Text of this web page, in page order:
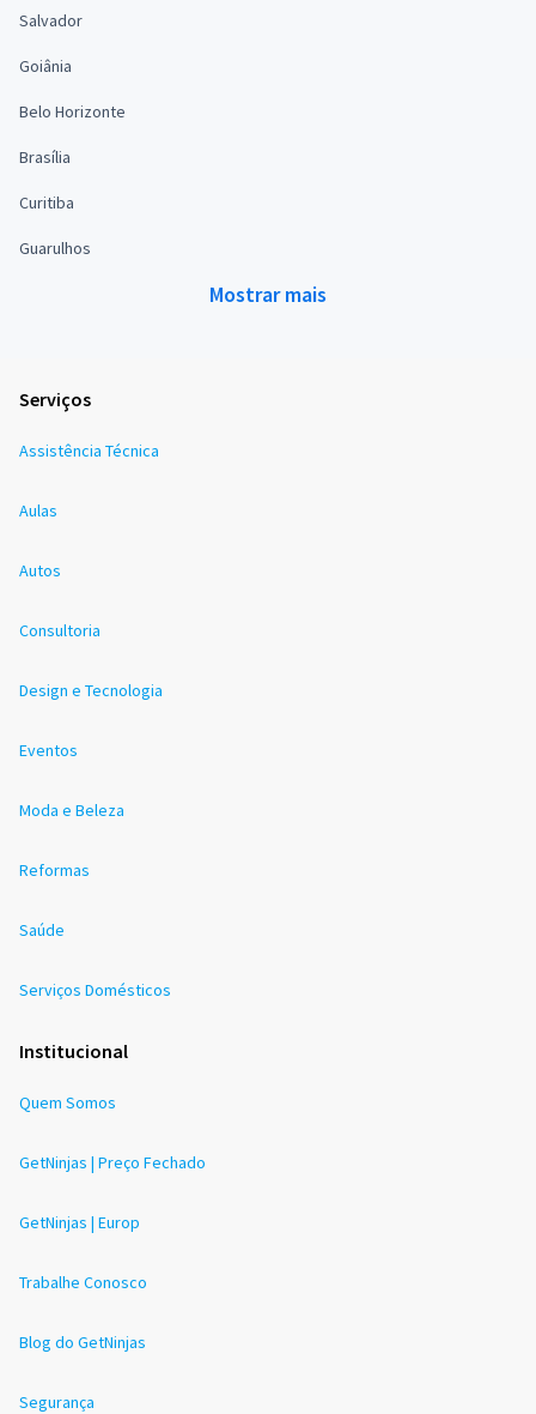
Salvador
Goiânia
Belo Horizonte
Brasília
Curitiba
Guarulhos
Mostrar mais
Serviços
Assistência Técnica
Aulas
Autos
Consultoria
Design e Tecnologia
Eventos
Moda e Beleza
Reformas
Saúde
Serviços Domésticos
Institucional
Quem Somos
GetNinjas | Preço Fechado
GetNinjas | Europ
Trabalhe Conosco
Blog do GetNinjas
Segurança